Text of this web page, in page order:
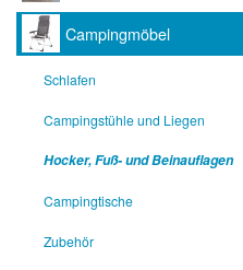
Campingmöbel
Schlafen
Campingstühle und Liegen
Hocker, Fuß- und Beinauflagen
Campingtische
Zubehör